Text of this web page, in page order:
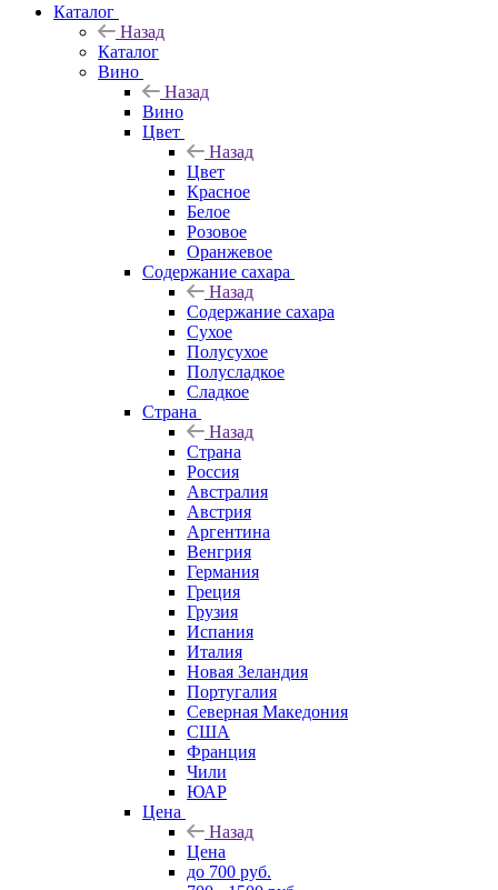
Каталог
Назад
Каталог
Вино
Назад
Вино
Цвет
Назад
Цвет
Красное
Белое
Розовое
Оранжевое
Содержание сахара
Назад
Содержание сахара
Сухое
Полусухое
Полусладкое
Сладкое
Страна
Назад
Страна
Россия
Австралия
Австрия
Аргентина
Венгрия
Германия
Греция
Грузия
Испания
Италия
Новая Зеландия
Португалия
Северная Македония
США
Франция
Чили
ЮАР
Цена
Назад
Цена
до 700 руб.